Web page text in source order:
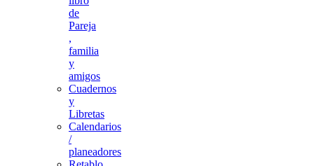
de
Pareja
,
familia
y
amigos
Cuadernos
y
Libretas
Calendarios
/
planeadores